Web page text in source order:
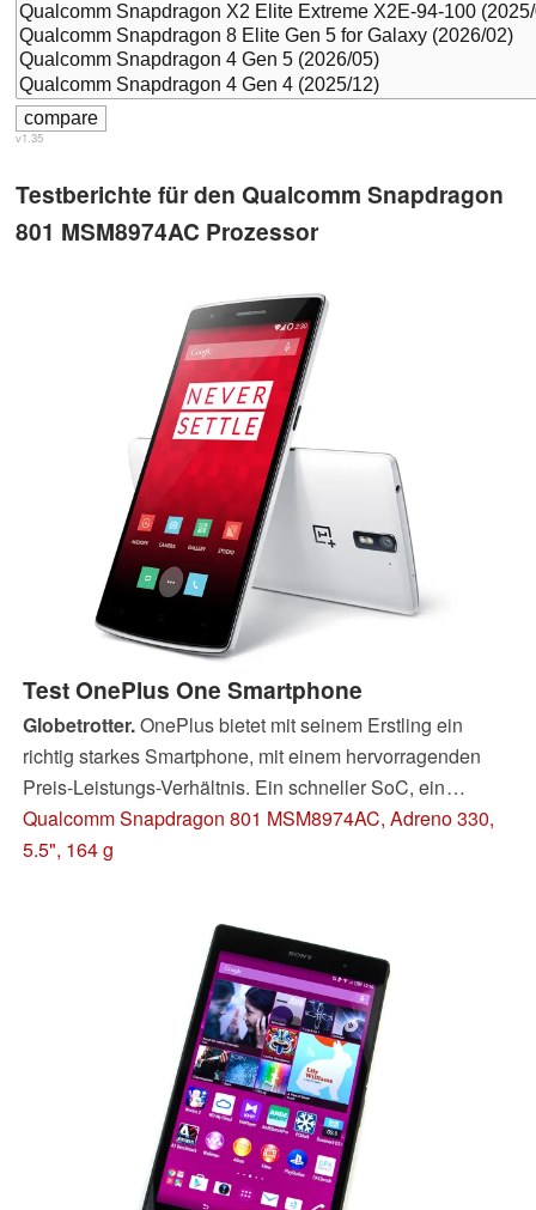
v1.35
Testberichte für den Qualcomm Snapdragon
801 MSM8974AC Prozessor
Test OnePlus One Smartphone
Globetrotter.OnePlus bietet mit seinem Erstling ein
richtig starkes Smartphone, mit einem hervorragenden
Preis-Leistungs-Verhältnis. Ein schneller SoC, ein
hochauflösendes Display, reichlich Speicher und flottes
LTE sprechen für sich. Aber der Hersteller schafft es nicht,
Qualcomm Snapdragon 801 MSM8974AC, Adreno 330,
5.5", 164 g